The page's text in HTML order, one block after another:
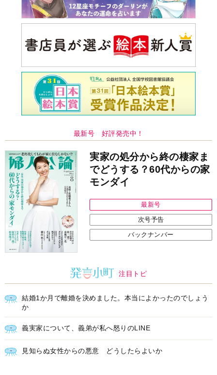
最新号 好評発売中！
実家の処分から終の棲家ま
でどうする？60代からの家
モンダイ
最新号
次号予告
バックナンバー
注目トピ
結婚1か月で離婚を決めました。本当によかったのでしょう
か
義実家について、義弟が私へ怒りのLINE
見知らぬ女性からの悪意 どうしたらよいか